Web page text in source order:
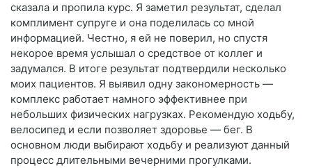
сказала и пропила курс. Я заметил результат, сделал
комплимент супруге и она поделилась со мной
информацией. Честно, я ей не поверил, но спустя
некорое время услышал о средствое от коллег и
задумался. В итоге результат подтвердили несколько
моих пациентов. Я выявил одну закономерность —
комплекс работает намного эффективнее при
небольших физических нагрузках. Рекомендую ходьбу,
велосипед и если позволяет здоровье — бег. В
основном люди выбирают ходьбу и реализуют данный
процесс длительными вечерними прогулками.